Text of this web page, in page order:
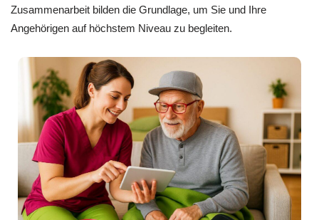
Zusammenarbeit bilden die Grundlage, um Sie und Ihre
Angehörigen auf höchstem Niveau zu begleiten.